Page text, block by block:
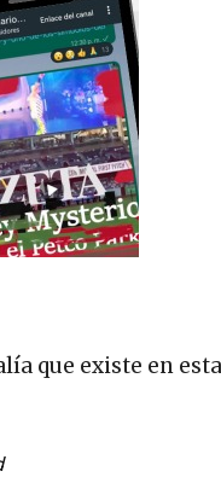
que existe en